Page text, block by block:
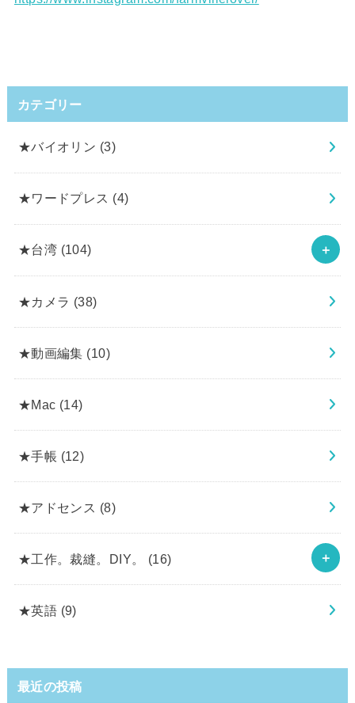
カテゴリー
★バイオリン (3)
★ワードプレス (4)
★台湾 (104)
★カメラ (38)
★動画編集 (10)
★Mac (14)
★手帳 (12)
★アドセンス (8)
★工作。裁縫。DIY。 (16)
★英語 (9)
最近の投稿